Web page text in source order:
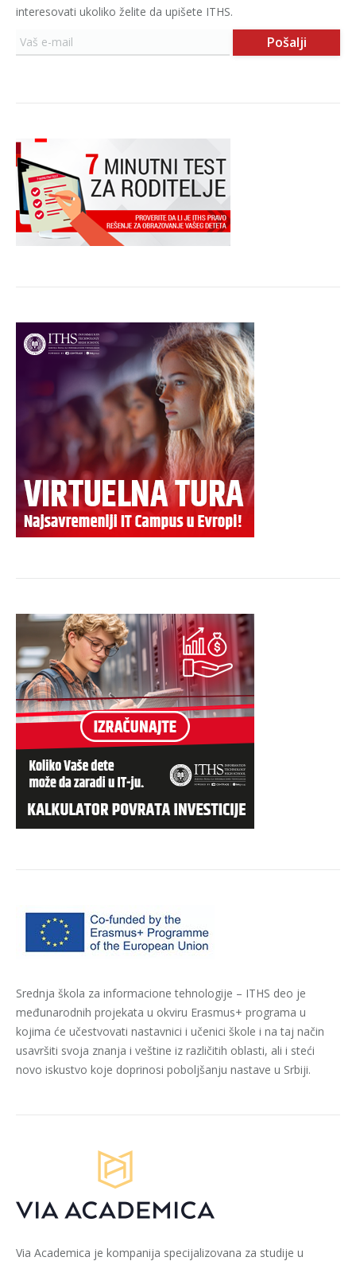
interesovati ukoliko želite da upišete ITHS.
Srednja škola za informacione tehnologije – ITHS deo je
međunarodnih projekata u okviru Erasmus+ programa u
kojima će učestvovati nastavnici i učenici škole i na taj način
usavršiti svoja znanja i veštine iz različitih oblasti, ali i steći
novo iskustvo koje doprinosi poboljšanju nastave u Srbiji.
Via Academica je kompanija specijalizovana za studije u